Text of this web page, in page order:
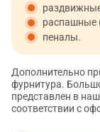
распашные
пеналы.
Дополнительно
фурнитура.
представлен в
соответствии с